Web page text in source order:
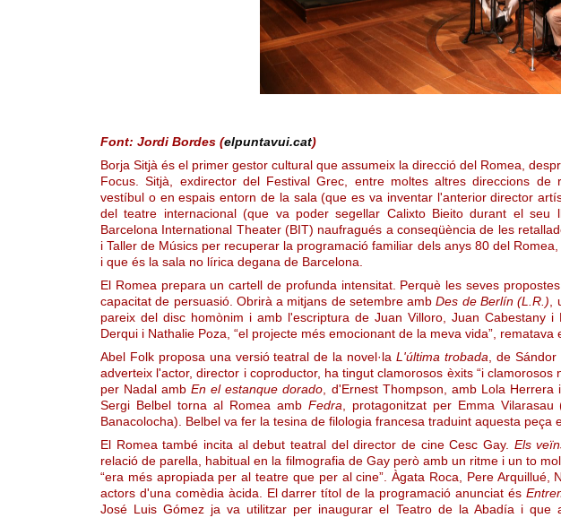
Font: Jordi Bordes (elpuntavui.cat)
Borja Sitjà és el primer gestor cultural que assumeix la direcció del Romea,
Focus. Sitjà, exdirector del Festival Grec, entre moltes altres direccions de
vestíbul o en espais entorn de la sala (que es va inventar l'anterior director
del teatre internacional (que va poder segellar Calixto Bieito durant el seu
Barcelona International Theater (BIT) naufragués a conseqüència de les
i Taller de Músics per recuperar la programació familiar dels anys 80 del
i que és la sala no lírica degana de Barcelona.
El Romea prepara un cartell de profunda intensitat. Perquè les seves
capacitat de persuasió. Obrirà a mitjans de setembre ambDes de Berlín (L.R.)
pareix del disc homònim i amb l'escriptura de Juan Villoro, Juan Cabestany i
Derqui i Nathalie Poza, “el projecte més emocionant de la meva vida”, rematava
Abel Folk proposa una versió teatral de la novel·laL'última trobada , de
adverteix l'actor, director i coproductor, ha tingut clamorosos èxits “i clamorosos
per Nadal ambEn el estanque dorado , d'Ernest Thompson, amb Lola
Sergi Belbel torna al Romea amb Fedra , protagonitzat per Emma
Banacolocha). Belbel va fer la tesina de filologia francesa traduint aquesta peça
El Romea també incita al debut teatral del director de cine Cesc Gay. Els
relació de parella, habitual en la filmografia de Gay però amb un ritme i un to
“era més apropiada per al teatre que per al cine”. Àgata Roca, Pere Arquillué,
actors d'una comèdia àcida. El darrer títol de la programació anunciat és
José Luis Gómez ja va utilitzar per inaugurar el Teatro de la Abadía i que